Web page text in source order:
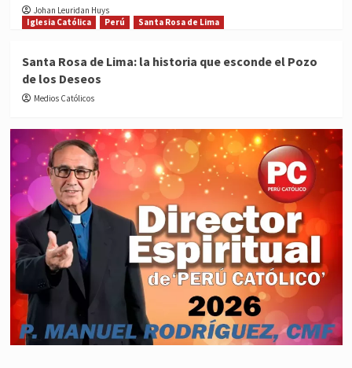
Johan Leuridan Huys
Iglesia Católica
Perú Santa Rosa de Lima
Santa Rosa de Lima: la historia que esconde el Pozo
de los Deseos
Medios Católicos